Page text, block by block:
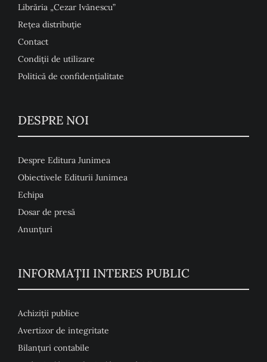
Librăria „Cezar Ivănescu”
Rețea distribuție
Contact
Condiţii de utilizare
Politică de confidențialitate
DESPRE NOI
Despre Editura Junimea
Obiectivele Editurii Junimea
Echipa
Dosar de presă
Anunţuri
INFORMAȚII INTERES PUBLIC
Achiziții publice
Avertizor de integritate
Bilanțuri contabile